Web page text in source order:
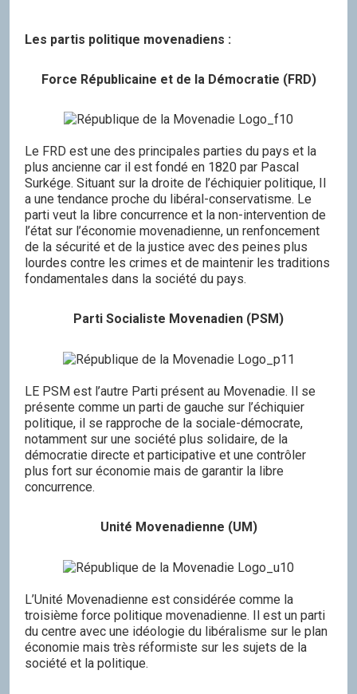
Les partis politique movenadiens :
Force Républicaine et de la Démocratie (FRD)
Le FRD est une des principales parties du pays et la
plus ancienne car il est fondé en 1820 par Pascal
Surkége. Situant sur la droite de l’échiquier politique, Il
a une tendance proche du libéral-conservatisme. Le
parti veut la libre concurrence et la non-intervention de
l’état sur l’économie movenadienne, un renfoncement
de la sécurité et de la justice avec des peines plus
lourdes contre les crimes et de maintenir les traditions
fondamentales dans la société du pays.
Parti Socialiste Movenadien (PSM)
LE PSM est l’autre Parti présent au Movenadie. Il se
présente comme un parti de gauche sur l’échiquier
politique, il se rapproche de la sociale-démocrate,
notamment sur une société plus solidaire, de la
démocratie directe et participative et une contrôler
plus fort sur économie mais de garantir la libre
concurrence.
Unité Movenadienne (UM)
L’Unité Movenadienne est considérée comme la
troisième force politique movenadienne. Il est un parti
du centre avec une idéologie du libéralisme sur le plan
économie mais très réformiste sur les sujets de la
société et la politique.